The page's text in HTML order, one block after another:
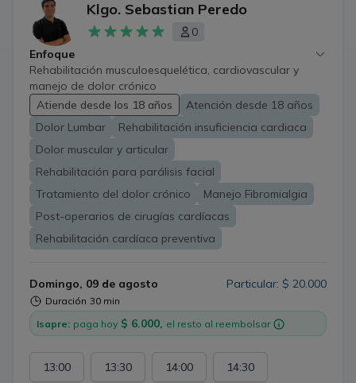
Online Klgo. Sebastian Peredo
0
Enfoque
Rehabilitación musculoesquelética, cardiovascular y
manejo de dolor crónico
Atiende desde los 18 años
Atención desde 18 años
Dolor Lumbar
Rehabilitación insuficiencia cardiaca
Dolor muscular y articular
Rehabilitación para parálisis facial
Tratamiento del dolor crónico
Manejo Fibromialgia
Post-operarios de cirugías cardíacas
Rehabilitación cardíaca preventiva
Domingo, 09 de agosto
Duración 30 min
Particular: $ 20.000
Isapre: paga hoy $ 6.000, el resto al reembolsar
13:00 13:30 14:00 14:30